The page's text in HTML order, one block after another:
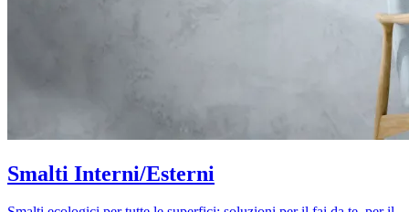
Smalti Interni/Esterni